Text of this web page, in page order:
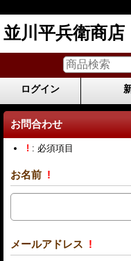
並川平兵衛商店
ログイン
お問合わせ
! : 必須項目
お名前 !
メールアドレス !